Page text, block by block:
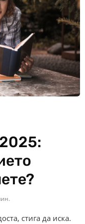
стига да иска.